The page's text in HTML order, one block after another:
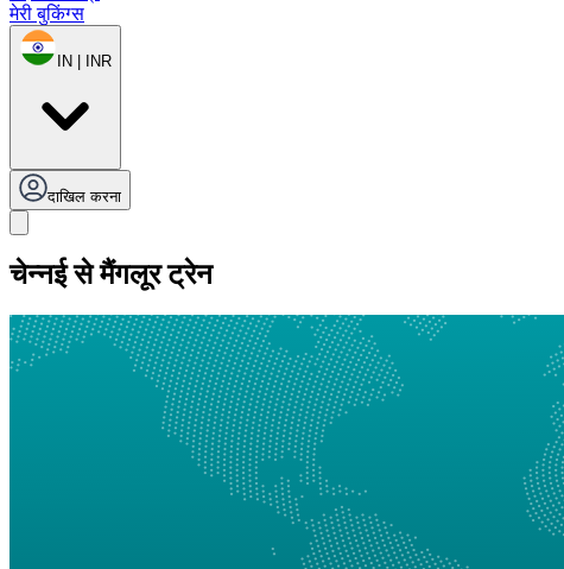
मेरी बुकिंग्स
IN | INR
दाखिल करना
चेन्नई से मैंगलूर ट्रेन